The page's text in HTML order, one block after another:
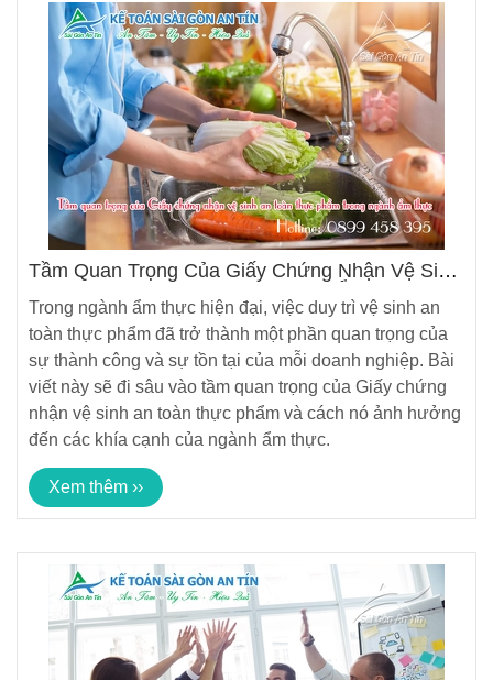
Tầm Quan Trọng Của Giấy Chứng Nhận Vệ Sinh
Trong ngành ẩm thực hiện đại, việc duy trì vệ sinh an
toàn thực phẩm đã trở thành một phần quan trọng của
sự thành công và sự tồn tại của mỗi doanh nghiệp. Bài
viết này sẽ đi sâu vào tầm quan trọng của Giấy chứng
nhận vệ sinh an toàn thực phẩm và cách nó ảnh hưởng
đến các khía cạnh của ngành ẩm thực.
Xem thêm ››